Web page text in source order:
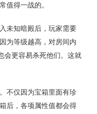
值得一战的。
未知暗殿后，玩家需要
为等级越高，对房间内
会更容易杀死他们。这就
不仅因为宝箱里面有珍
后，各项属性值都会得